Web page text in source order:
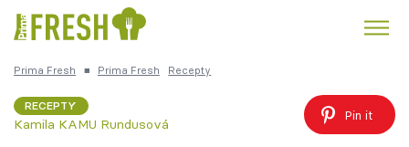
Česká kuchyně Čokoláda
Prima Fresh ■ Prima Fresh Recepty
RECEPTY
Kamila KAMU Rundusová
Pin it